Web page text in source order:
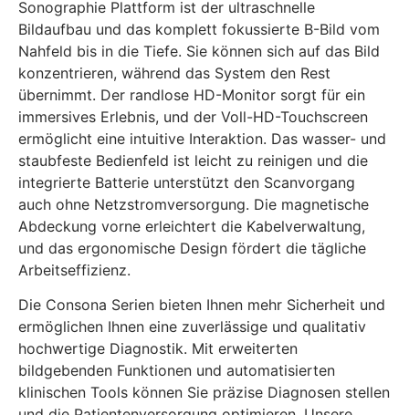
Sonographie Plattform ist der ultraschnelle
Bildaufbau und das komplett fokussierte B-Bild vom
Nahfeld bis in die Tiefe. Sie können sich auf das Bild
konzentrieren, während das System den Rest
übernimmt. Der randlose HD-Monitor sorgt für ein
immersives Erlebnis, und der Voll-HD-Touchscreen
ermöglicht eine intuitive Interaktion. Das wasser- und
staubfeste Bedienfeld ist leicht zu reinigen und die
integrierte Batterie unterstützt den Scanvorgang
auch ohne Netzstromversorgung. Die magnetische
Abdeckung vorne erleichtert die Kabelverwaltung,
und das ergonomische Design fördert die tägliche
Arbeitseffizienz.
Die Consona Serien bieten Ihnen mehr Sicherheit und
ermöglichen Ihnen eine zuverlässige und qualitativ
hochwertige Diagnostik. Mit erweiterten
bildgebenden Funktionen und automatisierten
klinischen Tools können Sie präzise Diagnosen stellen